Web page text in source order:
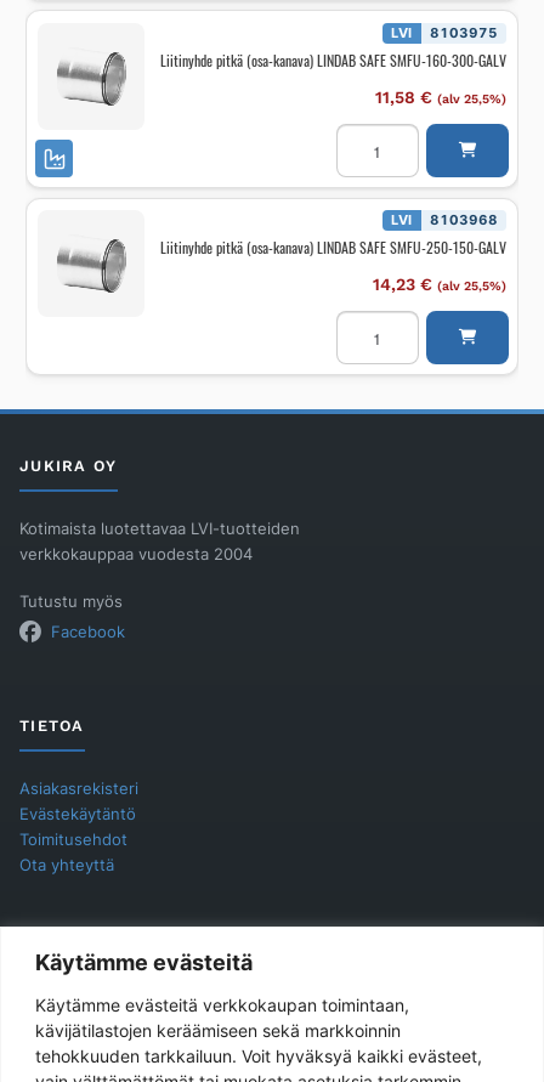
Käytämme evästeitä
Käytämme evästeitä verkkokaupan toimintaan,
kävijätilastojen keräämiseen sekä markkoinnin
tehokkuuden tarkkailuun. Voit hyväksyä kaikki evästeet,
LINDAB
SMFU-
315-
GALV
LVI 8103975
Liitinyhde pitkä (osa-kanava) LINDAB SAFE SMFU-160-300-GALV
11,58 € (alv 25,5%)
Liitinyhde
pitkä
kanava)
LINDAB
SMFU-
160-
GALV
LVI 8103968
Liitinyhde pitkä (osa-kanava) LINDAB SAFE SMFU-250-150-GALV
14,23 € (alv 25,5%)
Liitinyhde
pitkä
kanava)
SMFU-
JUKIRA OY
Kotimaista luotettavaa LVI-tuotteiden
verkkokauppaa vuodesta 2004
Tutustu myös
Facebook
TIETOA
Asiakasrekisteri
Evästekäytäntö
Toimitusehdot
Ota yhteyttä
YHTEYSTIEDOT
Jukira Oy
Haarlankatu 4 B 2